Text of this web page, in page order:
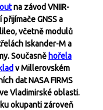
na závod VNIIR-
GNSS a
včetně modulů
Iskander-M a
Současně hořela
v Millerovském
dat NASA FIRMS
Vladimirské oblasti.
okupanti zároveň